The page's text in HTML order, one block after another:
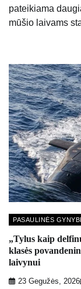
pateikiama
mūšio laivams
PASAULINĖS
„Tylus kaip
klasės
laivynui
23 Gegužės, 2026